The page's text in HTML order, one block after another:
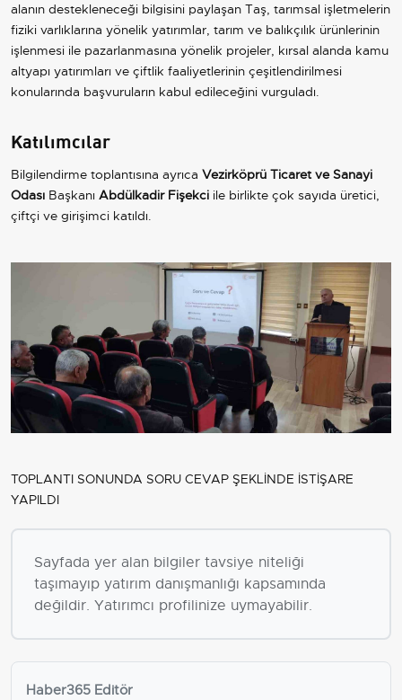
alanın destekleneceği bilgisini paylaşan Taş, tarımsal işletmelerin
fiziki varlıklarına yönelik yatırımlar, tarım ve balıkçılık ürünlerinin
işlenmesi ile pazarlanmasına yönelik projeler, kırsal alanda kamu
altyapı yatırımları ve çiftlik faaliyetlerinin çeşitlendirilmesi
konularında başvuruların kabul edileceğini vurguladı.
Katılımcılar
Bilgilendirme toplantısına ayrıca Vezirköprü Ticaret ve Sanayi
Odası Başkanı Abdülkadir Fişekci ile birlikte çok sayıda üretici,
çiftçi ve girişimci katıldı.
TOPLANTI SONUNDA SORU CEVAP ŞEKLİNDE İSTİŞARE
YAPILDI
Sayfada yer alan bilgiler tavsiye niteliği
taşımayıp yatırım danışmanlığı kapsamında
değildir. Yatırımcı profilinize uymayabilir.
Haber365 Editör